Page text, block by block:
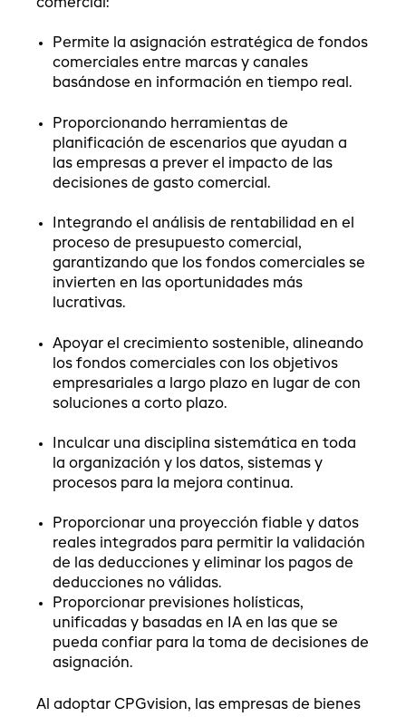
comercial:
Permite la asignación estratégica de fondos
comerciales entre marcas y canales
basándose en información en tiempo real.
Proporcionandoherramientas de
planificación de escenariosque ayudan a
las empresas a prever el impacto de las
decisiones de gasto comercial.
Integrando el análisis de rentabilidad en el
proceso de presupuesto comercial,
garantizando que los fondos comerciales se
invierten en las oportunidades más
lucrativas.
Apoyar el crecimiento sostenible, alineando
los fondos comerciales con los objetivos
empresariales a largo plazo en lugar de con
soluciones a corto plazo.
Inculcar una disciplina sistemática en toda
la organización y los datos, sistemas y
procesos para la mejora continua.
Proporcionar una proyección fiable y datos
reales integrados para permitir la validación
de las deducciones y eliminar los pagos de
deducciones no válidas.
Proporcionar previsiones holísticas,
unificadas y basadas en IAen las que se
pueda confiar para la toma de decisiones de
asignación.
Al adoptar CPGvision, las empresas de bienes